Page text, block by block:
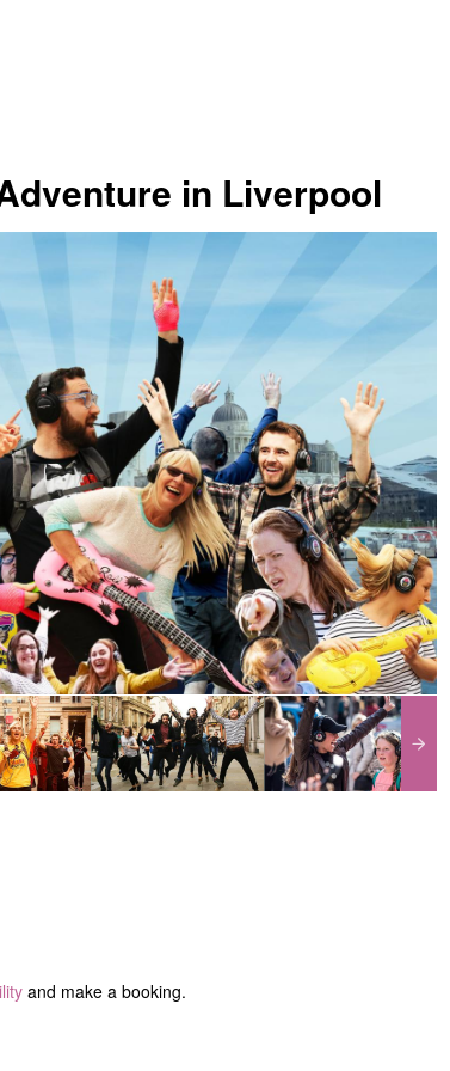
in Liverpool
and make a booking.